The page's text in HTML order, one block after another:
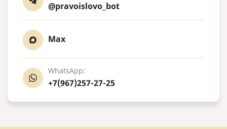
@pravoislovo_bot
Max
WhatsApp:
+7(967)257-27-25